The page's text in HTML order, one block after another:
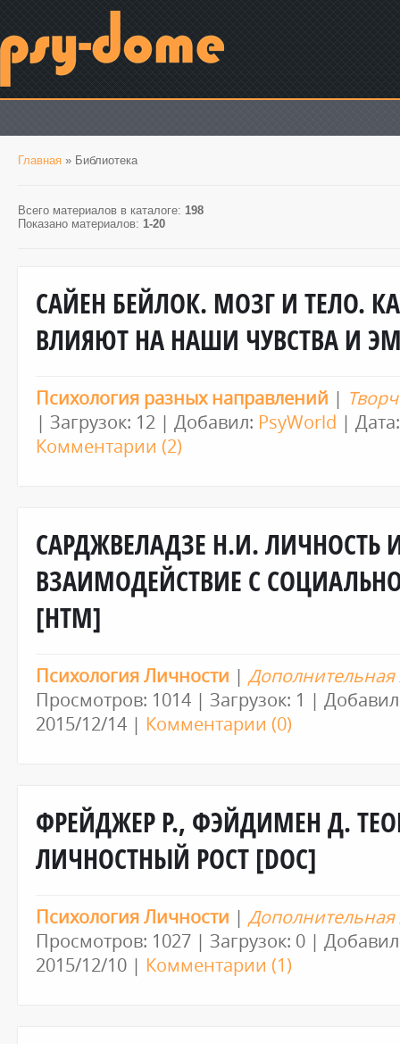
Главная » Библиотека
Всего материалов в каталоге: 198
Показано материалов: 1-20
САЙЕН БЕЙЛОК. МОЗГ И ТЕЛО.
ВЛИЯЮТ НА НАШИ ЧУВСТВА И
Психология разных направлений |
| Загрузок: 12 | Добавил: PsyWorld |
Комментарии (2)
САРДЖВЕЛАДЗЕ Н.И. ЛИЧНОСТЬ
ВЗАИМОДЕЙСТВИЕ С
[HTM]
Психология Личности | Дополнительная
Просмотров: 1014 | Загрузок: 1 |
2015/12/14 | Комментарии (0)
ФРЕЙДЖЕР Р., ФЭЙДИМЕН Д.
ЛИЧНОСТНЫЙ РОСТ [DOC]
Психология Личности | Дополнительная
Просмотров: 1027 | Загрузок: 0 |
2015/12/10 | Комментарии (1)